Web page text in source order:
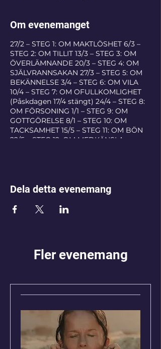
Om evenemanget
27/2 – STEG 1: OM MAKTLÖSHET 6/3 –
STEG 2: OM TILLIT 13/3 – STEG 3: OM
ÖVERLÄMNANDE 20/3 – STEG 4: OM
SJÄLVRANNSAKAN 27/3 – STEG 5: OM
BEKÄNNELSE 3/4 – STEG 6: OM VILA
10/4 – STEG 7: OM OFULLKOMLIGHET
(Påskdagen 17/4 stängt) 24/4 – STEG 8:
OM FÖRSONING 1/1 – STEG 9: OM
GOTTGÖRELSE 8/1 – STEG 10: OM
TACKSAMHET 15/5 – STEG 11: OM BÖN
22/5 – STEG 12: OM MEDKÄNSLA
Dela detta evenemang
Fler evenemang